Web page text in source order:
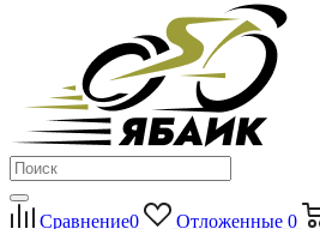
Сравнение0 Отложенные 0